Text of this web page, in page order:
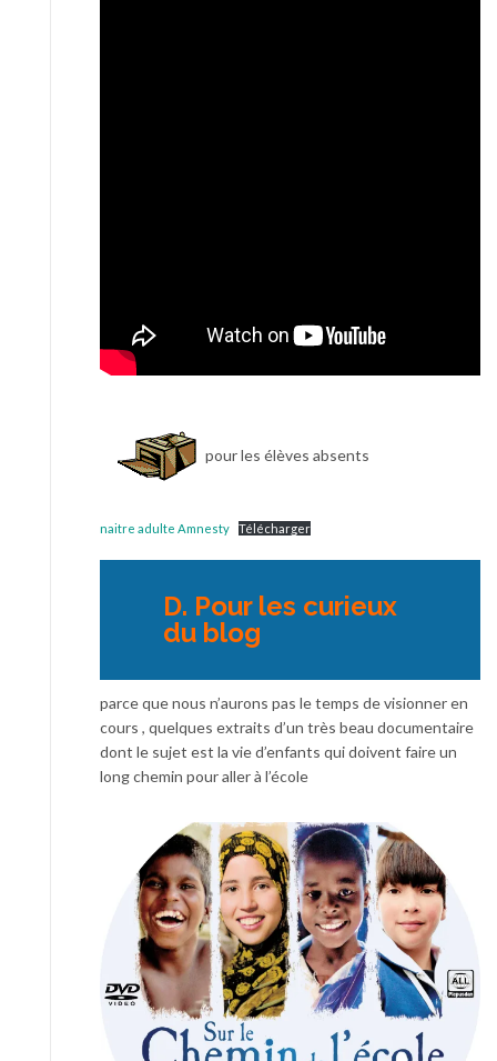
pour les élèves absents
naitre adulte Amnesty Télécharger
D. Pour les curieux
du blog
parce que nous n’aurons pas le temps de visionner en
cours , quelques extraits d’un très beau documentaire
dont le sujet est la vie d’enfants qui doivent faire un
long chemin pour aller à l’école